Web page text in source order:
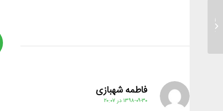
فاطمه شهبازی
گفته:
۱۳۹۸-۰۹-۳۰ در ۲۰:۰۷
لانه تازه مامان جیک جیک و بابا جیک
جیک